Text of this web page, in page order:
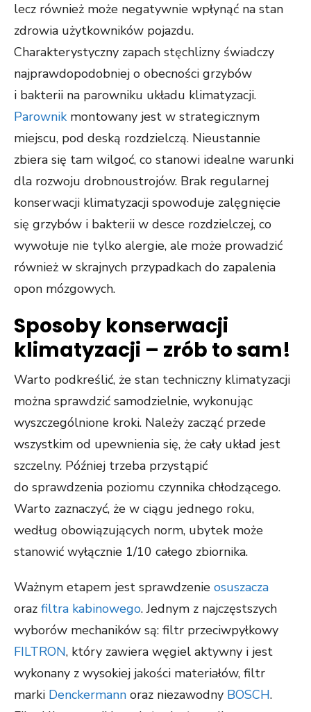
lecz również może negatywnie wpłynąć na stan
zdrowia użytkowników pojazdu.
Charakterystyczny zapach stęchlizny świadczy
najprawdopodobniej o obecności grzybów
i bakterii na parowniku układu klimatyzacji.
Parownik montowany jest w strategicznym
miejscu, pod deską rozdzielczą. Nieustannie
zbiera się tam wilgoć, co stanowi idealne warunki
dla rozwoju drobnoustrojów. Brak regularnej
konserwacji klimatyzacji spowoduje zalęgnięcie
się grzybów i bakterii w desce rozdzielczej, co
wywołuje nie tylko alergie, ale może prowadzić
również w skrajnych przypadkach do zapalenia
opon mózgowych.
Sposoby konserwacji
klimatyzacji – zrób to sam!
Warto podkreślić, że stan techniczny klimatyzacji
można sprawdzić samodzielnie, wykonując
wyszczególnione kroki. Należy zacząć przede
wszystkim od upewnienia się, że cały układ jest
szczelny. Później trzeba przystąpić
do sprawdzenia poziomu czynnika chłodzącego.
Warto zaznaczyć, że w ciągu jednego roku,
według obowiązujących norm, ubytek może
stanowić wyłącznie 1/10 całego zbiornika.
Ważnym etapem jest sprawdzenie osuszacza
oraz filtra kabinowego. Jednym z najczęstszych
wyborów mechaników są: filtr przeciwpyłkowy
FILTRON, który zawiera węgiel aktywny i jest
wykonany z wysokiej jakości materiałów, filtr
marki Denckermann oraz niezawodny BOSCH.